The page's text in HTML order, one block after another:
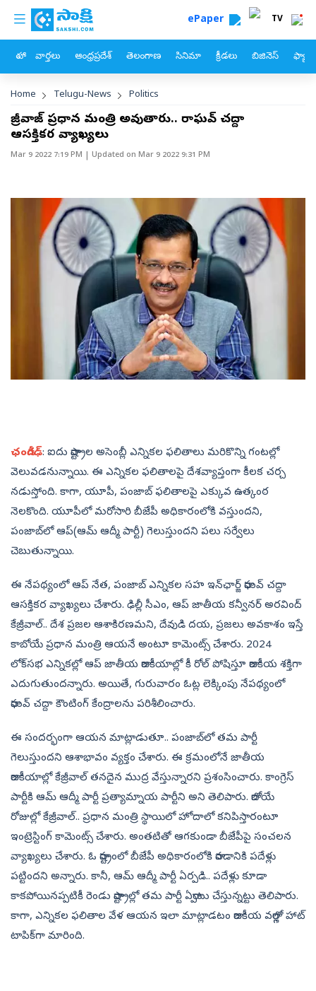
Skip to main content
custom menu ePaper TV
హోం వార్తలు ఆంధ్రప్రదేశ్ తెలంగాణ సినిమా క్రీడలు బిజినెస్
Breadcrumb
Home Telugu-News Politics
కేజ్రీవాజ్‌ ప్రధాన మంత్రి అవుతారు.. రాఘవ్‌ చద్దా
ఆసక్తికర వ్యాఖ్యలు
Mar 9 2022 7:19 PM | Updated on Mar 9 2022 9:31 PM
ఛండీగఢ్‌: ఐదు రాష్ట్రాల అసెంబ్లీ ఎన్నికల ఫలితాలు మరికొన్ని గంటల్లో
వెలువడనున్నాయి. ఈ ఎన్నికల ఫలితాలపై దేశవ్యాప్తంగా కీలక చర్చ
నడుస్తోంది. కాగా, యూపీ, పంజాబ్‌ ఫలితాలపై ఎక్కువ ఉత్కంఠ
నెలకొంది. యూపీలో మరోసారి బీజేపీ అధికారంలోకి వస్తుందని,
పంజాబ్‌లో ఆప్‌(ఆమ్‌ ఆద్మీ పార్టీ) గెలుస్తుందని పలు సర్వేలు
చెబుతున్నాయి.
ఈ నేపథ్యంలో ఆప్‌ నేత, పంజాబ్‌ ఎన్నికల సహ ఇన్‌ఛార్జ్ రాఘవ్‌ చద్దా
ఆసక్తికర వ్యాఖ్యలు చేశారు. ఢిల్లీ సీఎం, ఆప్‌ జాతీయ కన్వీనర్‌ అరవింద్‌
కేజ్రీవాల్‌.. దేశ ప్రజల ఆశాకిరణమని, దేవుడి దయ, ప్రజలు అవకాశం ఇస్తే
కాబోయే ప్రధాన మంత్రి ఆయనే అంటూ కామెంట్స్‌ చేశారు. 2024
లోక్‌సభ ఎన్నికల్లో ఆప్‌ జాతీయ రాజకీయాల్లో కీ రోల్‌ పోషిస్తూ రాజకీయ శక్తిగా
ఎదుగుతుందన్నారు. అయితే, గురువారం ఓట్ల లెక్కింపు నేపథ్యంలో
రాఘవ్‌ చద్దా కౌంటింగ్‌ కేంద్రాలను పరిశీలించారు.
ఈ సందర్భంగా ఆయన మాట్లాడుతూ.. పంజాబ్‌లో తమ పార్టీ
గెలుస్తుందని ఆశాభావం వ్య​క్తం చేశారు. ఈ క్రమంలోనే జాతీయ
రాజకీయాల్లో కేజ్రీవాల్‌ తనదైన ముద్ర వేస్తున్నారని ప్రశంసించారు. కాంగ్రెస్‌
పార్టీకి ఆమ్‌ ఆద్మీ పార్టీ ప్రత్యామ్నాయ పార్టీని అని తెలిపారు. రాబోయే
రోజుల్లో కేజ్రీవాల్‌.. ప్రధాన మంత్రి స్థాయిలో హోదాలో కనిపిస్తారంటూ
ఇంట్రెస్టింగ్‌ కామెంట్స్‌ చేశారు. అంతటితో ఆగకుండా బీజేపీపై సంచలన
వ్యాఖ‍్యలు చేశారు. ఓ రాష్ట్రంలో బీజేపీ అధికారంలోకి రావడానికి పదేళ్లు
పట్టిందని అన్నారు. కానీ, ఆమ్‌ ఆద్మీ పార్టీ ఏర్పడి.. పదేళ్లు కూడా
కాకపోయినప్పటికీ రెండు రాష్ట్రాల్లో తమ పార్టీ ఏర్పాటు చేస్తున్నట్టు తెలిపారు.
కాగా, ఎన్నికల ఫలితాల వేళ ఆయన ఇలా మాట్లాడటం రాజకీయ వర్గాల్లో హాట్‌
టాపిక్‌గా మారింది.